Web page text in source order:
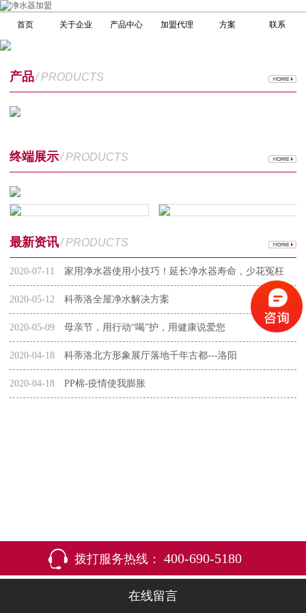
首页 关于企业 产品中心 加盟代理 方案 联系
产品/ PRODUCTS
终端展示/ PRODUCTS
最新资讯/ PRODUCTS
2020-07-11 家用净水器使用小技巧！延长净水器寿命，少花冤枉
钱
2020-05-12 科蒂洛全屋净水解决方案
2020-05-09 母亲节，用行动“喝”护，用健康说爱您
2020-04-18 科蒂洛北方形象展厅落地千年古都---洛阳
2020-04-18 PP棉-疫情使我膨胀
拨打服务热线： 400-690-5180
在线留言